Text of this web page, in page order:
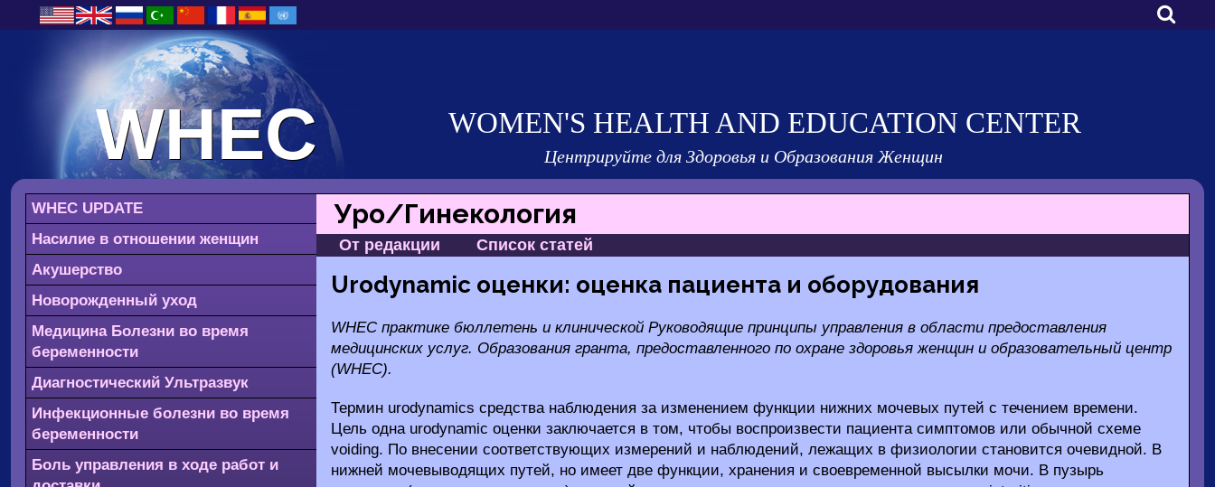
WHEC WOMEN'S HEALTH AND EDUCATION CENTER
Центрируйте для Здоровья и Образования Женщин
Уро/Гинекология
От редакции Список статей
Urodynamic оценки: оценка пациента и оборудования
WHEC практике бюллетень и клинической Руководящие принципы управления в области предоставления
медицинских услуг. Образования гранта, предоставленного по охране здоровья женщин и образовательный центр
(WHEC).
Термин urodynamics средства наблюдения за изменением функции нижних мочевых путей с течением времени.
Цель одна urodynamic оценки заключается в том, чтобы воспроизвести пациента симптомов или обычной схеме
voiding. По внесении соответствующих измерений и наблюдений, лежащих в физиологии становится очевидной. В
нижней мочевыводящих путей, но имеет две функции, хранения и своевременной высылки мочи. В пузырь
WHEC UPDATE
Насилие в отношении женщин
Акушерство
Новорожденный уход
Медицина Болезни во время
беременности
Диагностический Ультразвук
Инфекционные болезни во время
беременности
Боль управления в ходе работ и